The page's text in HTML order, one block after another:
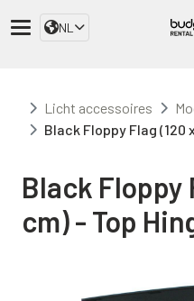
NL
Licht accessoires
Black Floppy Flag (120
Black Floppy
cm) - Top